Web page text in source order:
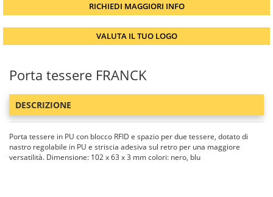
RICHIEDI MAGGIORI INFO
VALUTA IL TUO LOGO
Porta tessere FRANCK
DESCRIZIONE
Porta tessere in PU con blocco RFID e spazio per due tessere, dotato di
nastro regolabile in PU e striscia adesiva sul retro per una maggiore
versatilità. Dimensione: 102 x 63 x 3 mm colori: nero, blu